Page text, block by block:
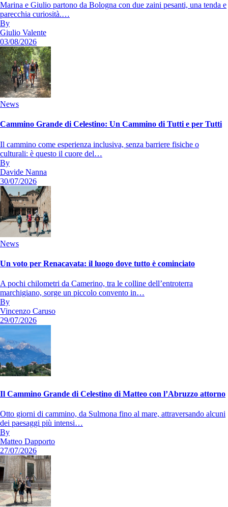
Marina e Giulio partono da Bologna con due zaini pesanti, una tenda e
parecchia curiosità.…
By
Giulio Valente
03/08/2026
News
Cammino Grande di Celestino: Un Cammino di Tutti e per Tutti
Il cammino come esperienza inclusiva, senza barriere fisiche o
culturali: è questo il cuore del…
By
Davide Nanna
30/07/2026
News
Un voto per Renacavata: il luogo dove tutto è cominciato
A pochi chilometri da Camerino, tra le colline dell’entroterra
marchigiano, sorge un piccolo convento in…
By
Vincenzo Caruso
29/07/2026
Il Cammino Grande di Celestino di Matteo con l’Abruzzo attorno
Otto giorni di cammino, da Sulmona fino al mare, attraversando alcuni
dei paesaggi più intensi…
By
Matteo Dapporto
27/07/2026